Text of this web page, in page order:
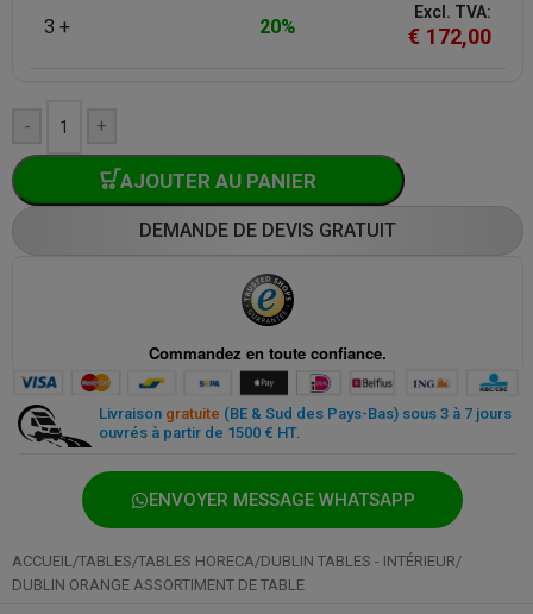
3 + 20%
Excl. TVA:
€ 172,00
- +
AJOUTER AU PANIER
DEMANDE DE DEVIS GRATUIT
Paiement sécurisé partout et à tout moment
Livraison gratuite (BE & Sud des Pays-Bas) sous 3 à 7 jours
ouvrés à partir de 1500 € HT.
ENVOYER MESSAGE WHATSAPP
ACCUEIL/TABLES/TABLES HORECA/DUBLIN TABLES - INTÉRIEUR/
DUBLIN ORANGE ASSORTIMENT DE TABLE